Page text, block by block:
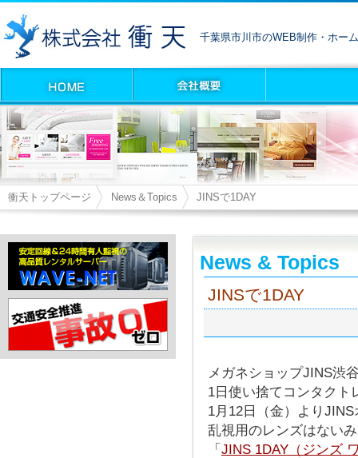
千葉県市川市のWEB制作・ホー
衝天トップページ News＆Topics JINSで1DAY
News & Topics
JINSで1DAY
メガネショップJINS渋
1日使い捨てコンタクト
1月12日（金）より
乱視用のレンズはない
「 JINS 1DAY（ジンズ